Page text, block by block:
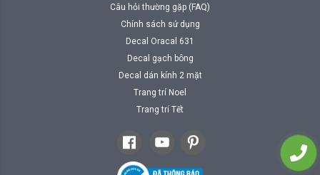
Câu hỏi thường gặp (FAQ)
Chính sách sử dụng
Decal Oracal 631
Decal gạch bông
Decal dán kính 2 mặt
Trang trí Noel
Trang trí Tết